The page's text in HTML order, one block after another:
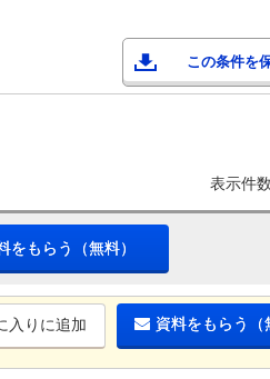
この条件を
表示件数
をもらう（無料）
入りに追加 資料をもらう（